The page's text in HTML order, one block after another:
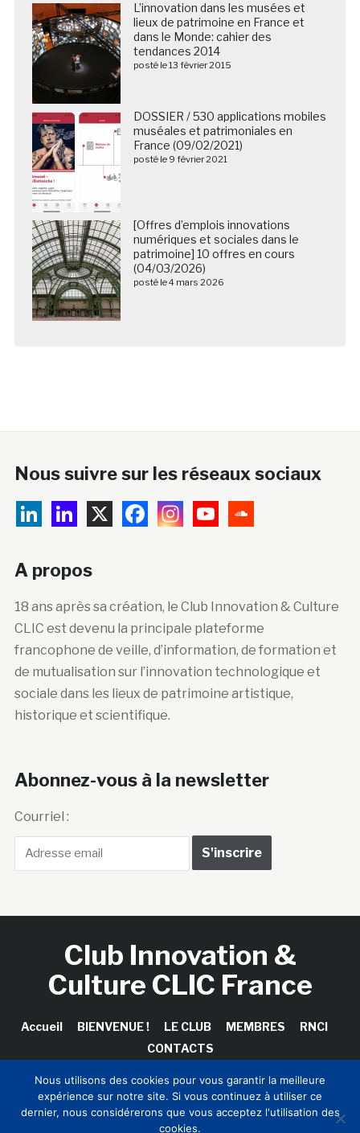
L’innovation dans les musées et
lieux de patrimoine en France et
dans le Monde: cahier des
tendances 2014
posté le 13 février 2015
DOSSIER / 530 applications mobiles
muséales et patrimoniales en
France (09/02/2021)
posté le 9 février 2021
[Offres d’emplois innovations
numériques et sociales dans le
patrimoine] 10 offres en cours
(04/03/2026)
posté le 4 mars 2026
Nous suivre sur les réseaux sociaux
A propos
18 ans après sa création, le Club Innovation & Culture
CLIC est devenu la principale plateforme
francophone de veille, d’information, de formation et
de mutualisation sur l’innovation technologique et
sociale dans les lieux de patrimoine artistique,
historique et scientifique.
Abonnez-vous à la newsletter
Courriel :
Club Innovation &
Culture CLIC France
Accueil BIENVENUE ! LE CLUB MEMBRES
RNCI
CONTACTS
Copyright © 2026 Club Innovation & Culture CLIC France /
Nous utilisons des cookies pour vous garantir la meilleure
expérience sur notre site. Si vous continuez à utiliser ce
dernier, nous considérerons que vous acceptez l'utilisation des
cookies.